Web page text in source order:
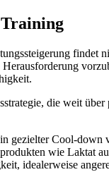
findet
die weit über
gezielter Cool-
wie Laktat
idealerweise